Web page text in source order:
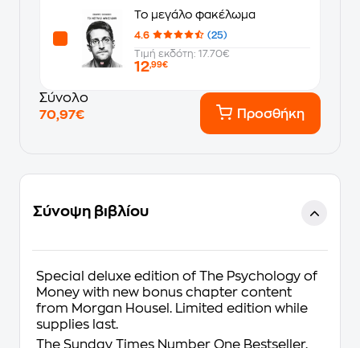
Το μεγάλο φακέλωμα
4.6
(25)
Τιμή εκδότη: 17.70€
12,99€
Σύνολο
70,97€
Προσθήκη
Σύνοψη βιβλίου
Special deluxe edition of The Psychology of
Money with new bonus chapter content
from Morgan Housel. Limited edition while
supplies last.
The Sunday Times Number One Bestseller.